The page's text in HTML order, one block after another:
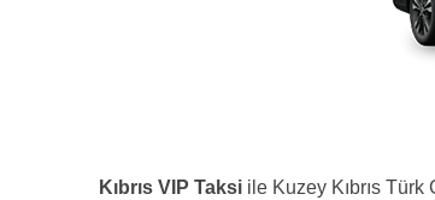
Kıbrıs VIP Taksi ile Kuzey Kıbrıs